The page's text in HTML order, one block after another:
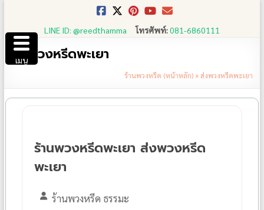
content
LINE ID: @reedthamma โทรศัพท์:081-6860111
ส่งพวงหรีดพะเยา
ร้านพวงหรีด (หน้าหลัก)»ส่งพวงหรีดพะเยา
ร้านพวงหรีดพะเยา ส่งพวงหรีด
พะเยา
ร้านพวงหรีด ธรรมะ
เมนู